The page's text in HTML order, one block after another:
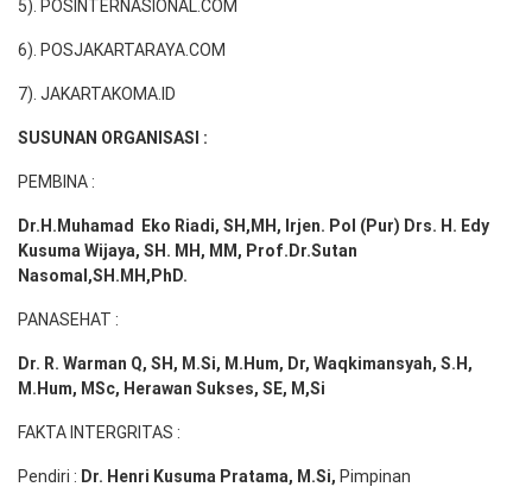
5). POSINTERNASIONAL.COM
6). POSJAKARTARAYA.COM
7). JAKARTAKOMA.ID
SUSUNAN ORGANISASI :
PEMBINA :
Dr.H.Muhamad Eko Riadi, SH,MH , Irjen. Pol (Pur) Drs. H. Edy
Kusuma Wijaya, SH. MH, MM, Prof. Dr.Sutan
Nasomal,SH.MH,PhD.
PANASEHAT :
Dr. R. Warman Q, SH, M.Si, M.Hum, Dr, Waqkimansyah, S.H,
M.Hum, MSc, Herawan Sukses, SE, M,Si
FAKTA INTERGRITAS :
Pendiri : Dr. Henri Kusuma Pratama, M.Si, Pimpinan